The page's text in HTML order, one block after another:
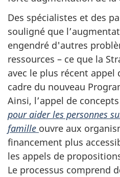
Des spécialistes et des
souligné que
engendré d'autres
ressources – ce que la
avec le plus récent appel
cadre du nouveau
Ainsi, l’appel de concepts
pour aider les personnes
famille ouvre aux
financement plus
les appels de
Le processus comprend